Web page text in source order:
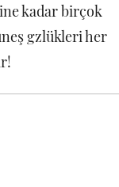
kadar birçok
gzlükleri her